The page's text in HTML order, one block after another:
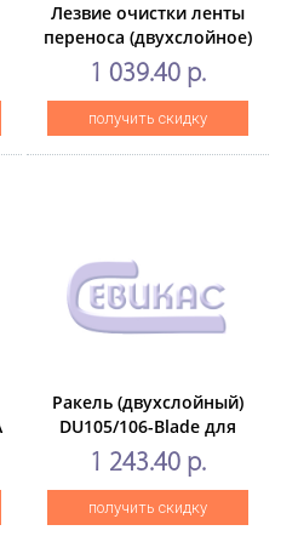
Лезвие очистки ленты
переноса (двухслойное)
для RICOH MPC2011/
С2003/C2503/C3004/C4504
(CET), CET281094
1 039.40 р.
получить скидку
Ракель (двухслойный)
DU105/106-Blade для
KONICA MINOLTABizhub
PRESS C1060/C1070/C71hc
(CET), 300000
стр.,CET281086
1 243.40 р.
получить скидку